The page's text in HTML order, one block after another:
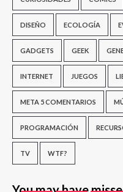
DISEÑO ECOLOGÍA
GADGETS GEEK
INTERNET JUEGOS
META 5 COMENTARIOS
PROGRAMACIÓN
TV WTF?